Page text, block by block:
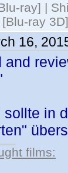
ray] |
ray
16,
and
sollte in
films: